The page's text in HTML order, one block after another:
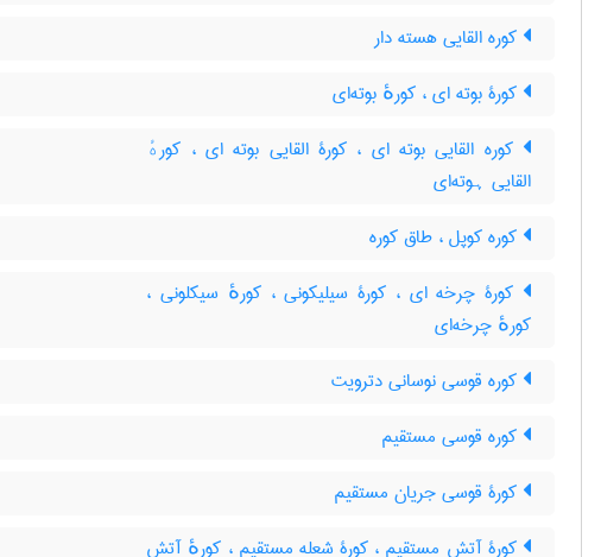
کوره القایی هسته دار
کورۀ بوته ای ، کورهٔ بوته‌ای
کوره القایی بوته ای ، کورۀ القایی بوته ای ، کورهٔ
القایی ہوته‌ای
کوره کوپل ، طاق کوره
کورۀ چرخه ای ، کورۀ سیلیکونی ، کورهٔ سیکلونی ،
کورهٔ چرخه‌ای
کوره قوسی نوسانی دترویت
کوره قوسی مستقیم
کورۀ قوسی جریان مستقیم
کورۀ آتش مستقیم ، کورۀ شعله مستقیم ، کورهٔ آتش